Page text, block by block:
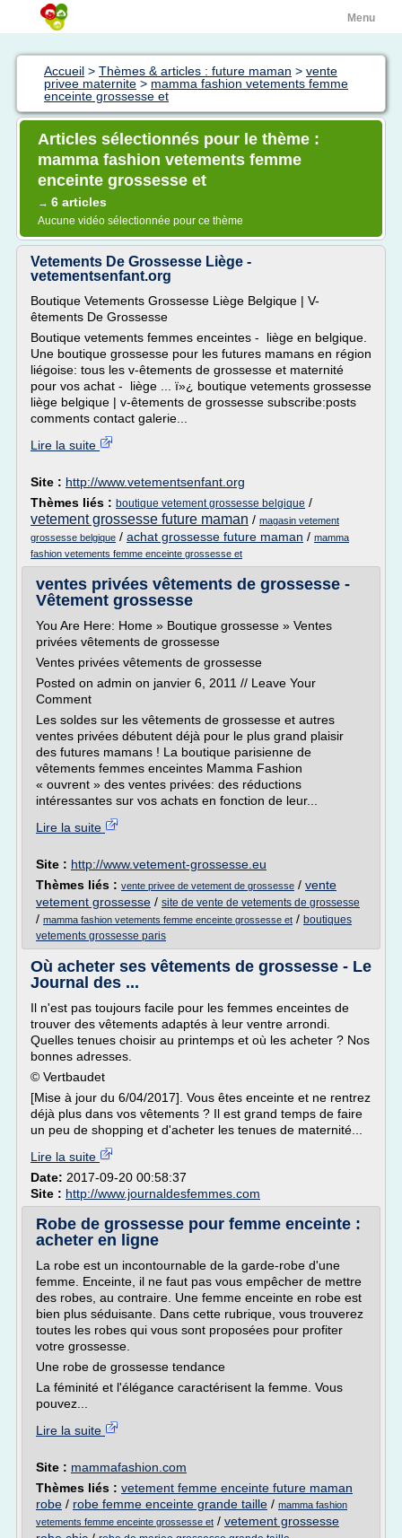
Menu
Accueil > Thèmes & articles : future maman > vente
privee maternite > mamma fashion vetements femme
enceinte grossesse et
Articles sélectionnés pour le thème :
mamma fashion vetements femme
enceinte grossesse et
→ 6 articles
Aucune vidéo sélectionnée pour ce thème
Vetements De Grossesse Liège -
vetementsenfant.org
Boutique Vetements Grossesse Liège Belgique | V-
êtements De Grossesse
Boutique vetements femmes enceintes - liège en belgique.
Une boutique grossesse pour les futures mamans en région
liégoise: tous les v-êtements de grossesse et maternité
pour vos achat - liège ... ï»¿ boutique vetements grossesse
liège belgique | v-êtements de grossesse subscribe:posts
comments contact galerie...
Lire la suite
Site : http://www.vetementsenfant.org
Thèmes liés : boutique vetement grossesse belgique /
vetement grossesse future maman / magasin vetement
grossesse belgique / achat grossesse future maman / mamma
fashion vetements femme enceinte grossesse et
ventes privées vêtements de grossesse -
Vêtement grossesse
You Are Here: Home » Boutique grossesse » Ventes
privées vêtements de grossesse
Ventes privées vêtements de grossesse
Posted on admin on janvier 6, 2011 // Leave Your
Comment
Les soldes sur les vêtements de grossesse et autres
ventes privées débutent déjà pour le plus grand plaisir
des futures mamans ! La boutique parisienne de
vêtements femmes enceintes Mamma Fashion
« ouvrent » des ventes privées: des réductions
intéressantes sur vos achats en fonction de leur...
Lire la suite
Site : http://www.vetement-grossesse.eu
Thèmes liés : vente privee de vetement de grossesse / vente
vetement grossesse / site de vente de vetements de grossesse
/ mamma fashion vetements femme enceinte grossesse et / boutiques
vetements grossesse paris
Où acheter ses vêtements de grossesse - Le
Journal des ...
Il n'est pas toujours facile pour les femmes enceintes de
trouver des vêtements adaptés à leur ventre arrondi.
Quelles tenues choisir au printemps et où les acheter ? Nos
bonnes adresses.
© Vertbaudet
[Mise à jour du 6/04/2017]. Vous êtes enceinte et ne rentrez
déjà plus dans vos vêtements ? Il est grand temps de faire
un peu de shopping et d'acheter les tenues de maternité...
Lire la suite
Date: 2017-09-20 00:58:37
Site : http://www.journaldesfemmes.com
Robe de grossesse pour femme enceinte :
acheter en ligne
La robe est un incontournable de la garde-robe d'une
femme. Enceinte, il ne faut pas vous empêcher de mettre
des robes, au contraire. Une femme enceinte en robe est
bien plus séduisante. Dans cette rubrique, vous trouverez
toutes les robes qui vous sont proposées pour profiter
votre grossesse.
Une robe de grossesse tendance
La féminité et l'élégance caractérisent la femme. Vous
pouvez...
Lire la suite
Site : mammafashion.com
Thèmes liés : vetement femme enceinte future maman
robe / robe femme enceinte grande taille / mamma fashion
vetements femme enceinte grossesse et / vetement grossesse